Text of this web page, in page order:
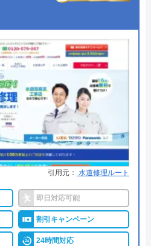
休
積もり無料
銀行振込・各種クレジット
・コンビニ後払い・QR決済
証
詳細は公式HPでご確認ください
おすすめの理由
根県内の水回りトラブルに
24時間365日年中無休で営
引用元： 水道修理ルート
即日対応可能
割引キャンペーン
24時間対応